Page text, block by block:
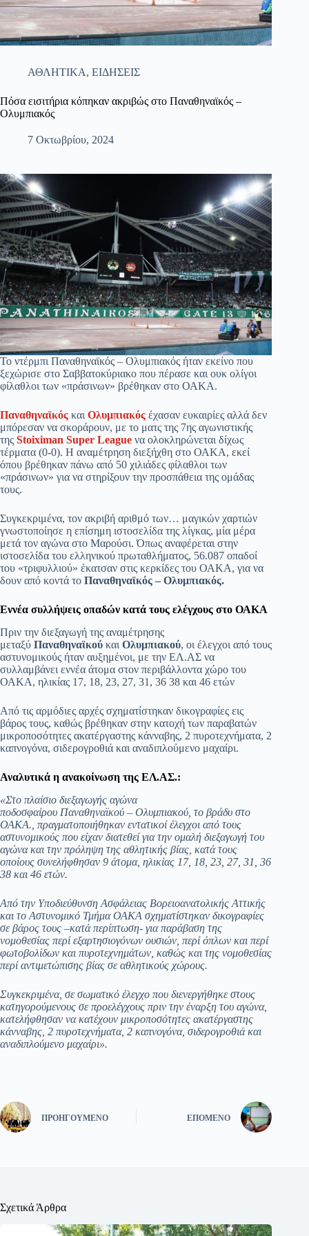
ΑΘΛΗΤΙΚΑ, ΕΙΔΗΣΕΙΣ
Πόσα εισιτήρια κόπηκαν ακριβώς στο Παναθηναϊκός –
Ολυμπιακός
7 Οκτωβρίου, 2024
Το ντέρμπι Παναθηναϊκός – Ολυμπιακός ήταν εκείνο που
ξεχώρισε στο Σαββατοκύριακο που πέρασε και ουκ ολίγοι
φίλαθλοι των «πράσινων» βρέθηκαν στο ΟΑΚΑ.
Παναθηναϊκός καιΟλυμπιακός έχασαν ευκαιρίες αλλά δεν
μπόρεσαν να σκοράρουν, με το ματς της 7ης αγωνιστικής
της Stoiximan Super League να ολοκληρώνεται δίχως
τέρματα (0-0). Η αναμέτρηση διεξήχθη στο ΟΑΚΑ, εκεί
όπου βρέθηκαν πάνω από 50 χιλιάδες φίλαθλοι των
«πράσινων» για να στηρίξουν την προσπάθεια της ομάδας
τους.
Συγκεκριμένα, τον ακριβή αριθμό των… μαγικών χαρτιών
γνωστοποίησε η επίσημη ιστοσελίδα της λίγκας, μία μέρα
μετά τον αγώνα στο Μαρούσι. Όπως αναφέρεται στην
ιστοσελίδα του ελληνικού πρωταθλήματος, 56.087 οπαδοί
του «τριφυλλιού» έκατσαν στις κερκίδες του ΟΑΚΑ, για να
δουν από κοντά το Παναθηναϊκός – Ολυμπιακός.
Εννέα συλλήψεις οπαδών κατά τους ελέγχους στο ΟΑΚΑ
Πριν την διεξαγωγή της αναμέτρησης
μεταξύ Παναθηναϊκού και Ολυμπιακού, οι έλεγχοι από τους
αστυνομικούς ήταν αυξημένοι, με την ΕΛ.ΑΣ να
συλλαμβάνει εννέα άτομα στον περιβάλλοντα χώρο του
ΟΑΚΑ, ηλικίας 17, 18, 23, 27, 31, 36 38 και 46 ετών
Από τις αρμόδιες αρχές σχηματίστηκαν δικογραφίες εις
βάρος τους, καθώς βρέθηκαν στην κατοχή των παραβατών
μικροποσότητες ακατέργαστης κάνναβης, 2 πυροτεχνήματα, 2
καπνογόνα, σιδερογροθιά και αναδιπλούμενο μαχαίρι.
Αναλυτικά η ανακοίνωση της ΕΛ.ΑΣ.:
«Στο πλαίσιο διεξαγωγής αγώνα
ποδοσφαίρου Παναθηναϊκού – Ολυμπιακού, το βράδυ στο
ΟΑΚΑ., πραγματοποιήθηκαν εντατικοί έλεγχοι από τους
αστυνομικούς που είχαν διατεθεί για την ομαλή διεξαγωγή του
αγώνα και την πρόληψη της αθλητικής βίας, κατά τους
οποίους συνελήφθησαν 9 άτομα, ηλικίας 17, 18, 23, 27, 31, 36
38 και 46 ετών.
Από την Υποδιεύθυνση Ασφάλειας Βορειοανατολικής Αττικής
και το Αστυνομικό Τμήμα ΟΑΚΑ σχηματίστηκαν δικογραφίες
σε βάρος τους –κατά περίπτωση- για παράβαση της
νομοθεσίας περί εξαρτησιογόνων ουσιών, περί όπλων και περί
φωτοβολίδων και πυροτεχνημάτων, καθώς και της νομοθεσίας
περί αντιμετώπισης βίας σε αθλητικούς χώρους.
Συγκεκριμένα, σε σωματικό έλεγχο που διενεργήθηκε στους
κατηγορούμενους σε προελέγχους πριν την έναρξη του αγώνα,
κατελήφθησαν να κατέχουν μικροποσότητες ακατέργαστης
κάνναβης, 2 πυροτεχνήματα, 2 καπνογόνα, σιδερογροθιά και
αναδιπλούμενο μαχαίρι».
ΠΡΟΗΓΟΎΜΕΝΟ ΕΠΌΜΕΝΟ
Σχετικά Άρθρα